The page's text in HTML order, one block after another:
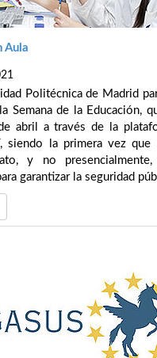
Aula
Politécnica de Madrid
Semana de la Educación,
abril a través de la
siendo la primera vez que
y no
garantizar la seguridad